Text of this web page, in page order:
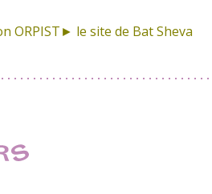
ORPIST► le site de Bat Sheva